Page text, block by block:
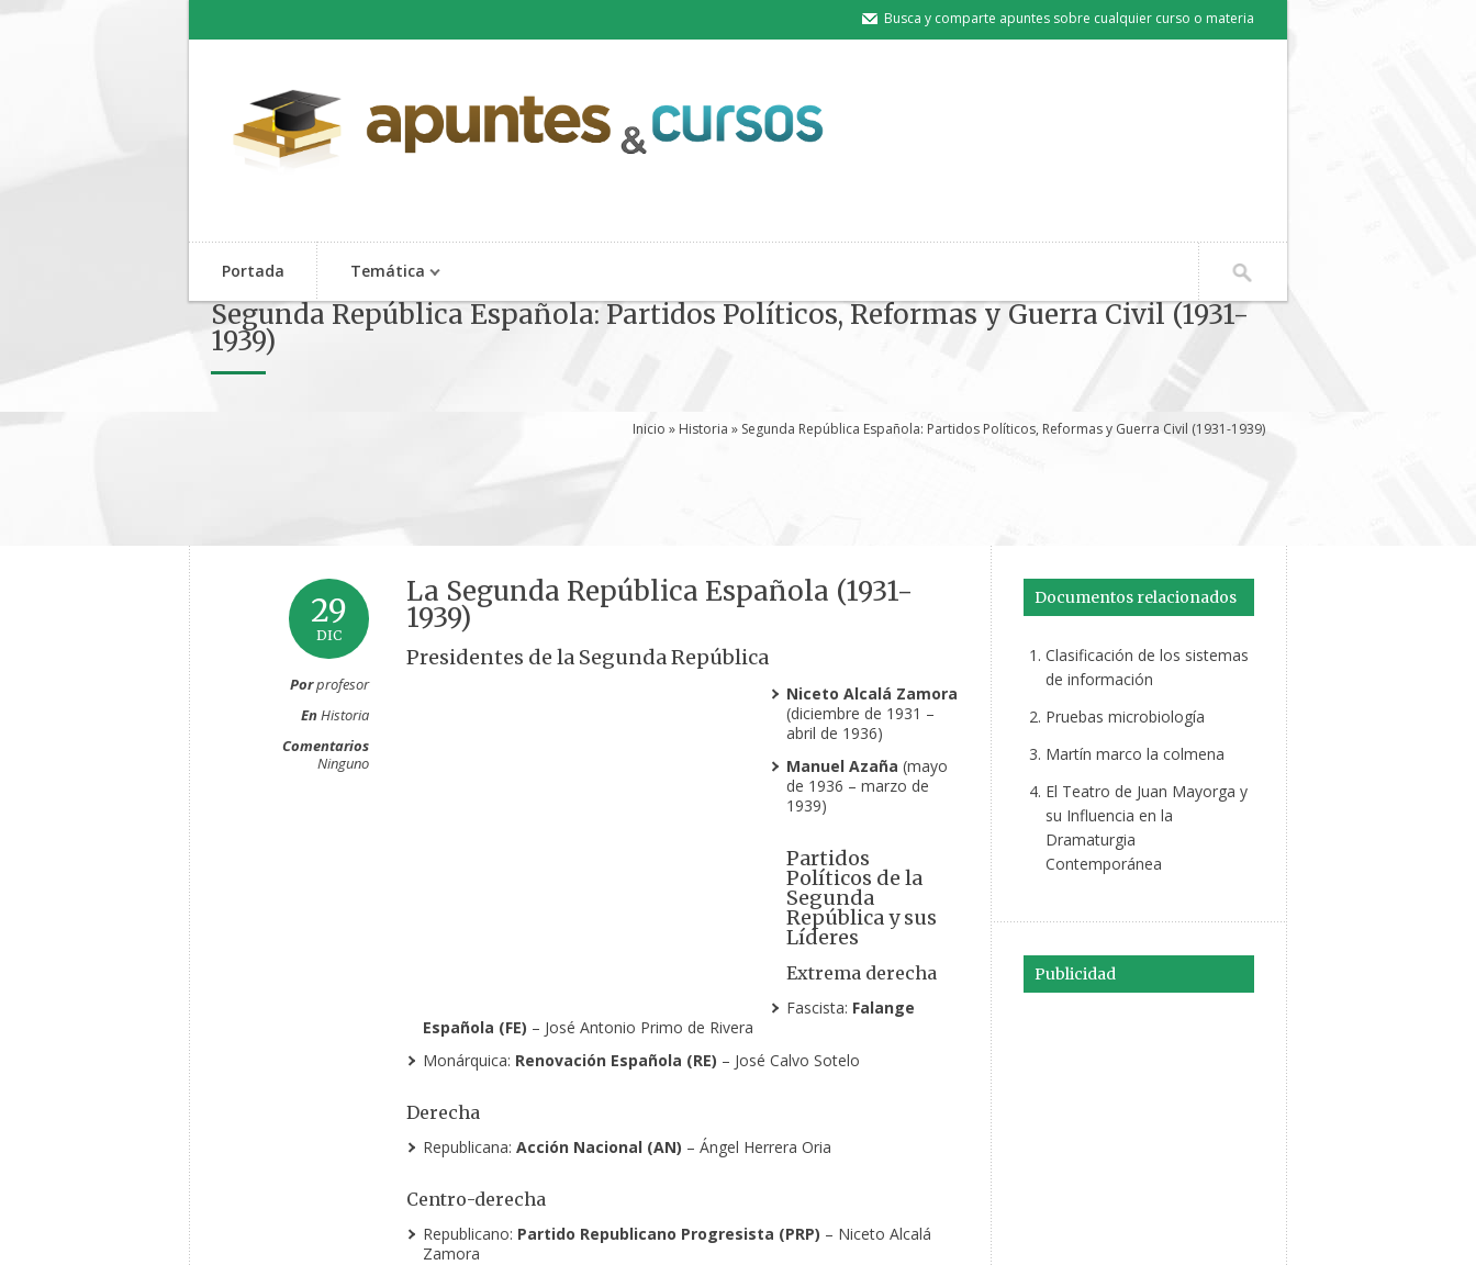
Busca y comparte apuntes sobre cualquier curso o materia
Portada Temática
Segunda República Española: Partidos Políticos, Reformas y Guerra Civil (1931-
1939)
Inicio » Historia » Segunda República Española: Partidos Políticos, Reformas y Guerra Civil (1931-1939)
29
DIC
Porprofesor
EnHistoria
Comentarios
Ninguno
La Segunda República Española (1931-
1939)
Presidentes de la Segunda República
Niceto Alcalá Zamora
(diciembre de 1931 –
abril de 1936)
Manuel Azaña (mayo
de 1936 – marzo de
1939)
Partidos
Políticos de la
Segunda
República y sus
Líderes
Extrema derecha
Fascista: Falange
Española (FE) – José Antonio Primo de Rivera
Monárquica: Renovación Española (RE) – José Calvo Sotelo
Derecha
Republicana: Acción Nacional (AN) – Ángel Herrera Oria
Centro-derecha
Republicano: Partido Republicano Progresista (PRP) – Niceto Alcalá
Zamora
Documentos relacionados
Clasificación de los sistemas
de información
Pruebas microbiología
Martín marco la colmena
El Teatro de Juan Mayorga y
su Influencia en la
Dramaturgia
Contemporánea
Publicidad